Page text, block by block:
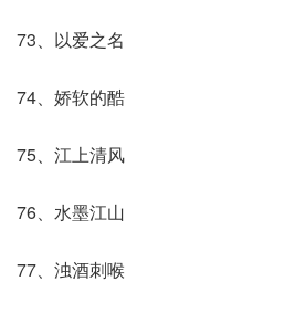
73、以爱之名
74、娇软的酷
75、江上清风
76、水墨江山
77、浊酒刺喉